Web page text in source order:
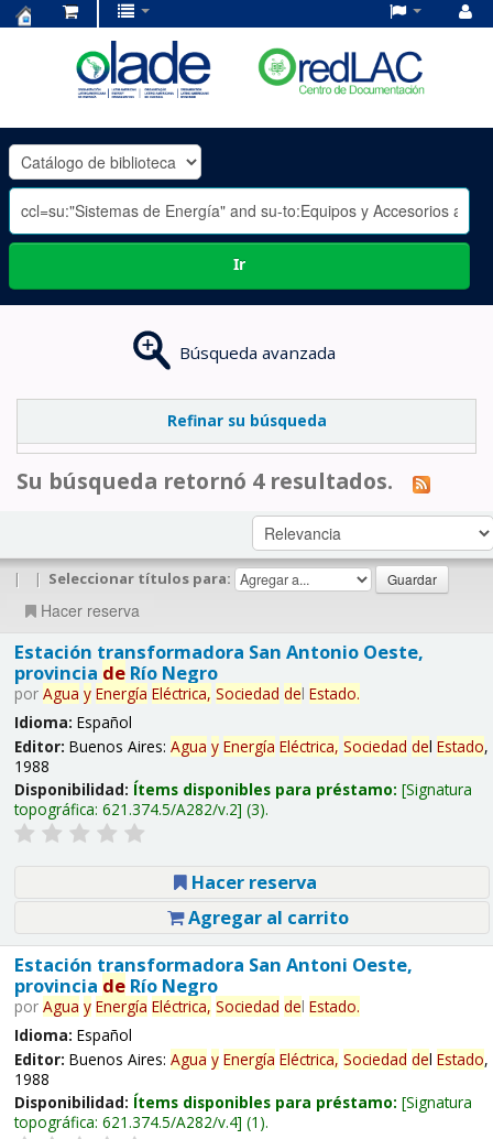
OLADE
-
Ir
Búsqueda avanzada
Refinar su búsqueda
Su búsqueda retornó 4 resultados.
| | Seleccionar títulos para:
Hacer reserva
Estación transformadora San Antonio Oeste,
provincia deRío Negro
por Agua y Energía Eléctrica, Sociedad del Estado.
Idioma: Español
Editor: Buenos Aires: Agua y Energía Eléctrica, Sociedad del Estado,
1988
Disponibilidad: Ítems disponibles para préstamo: Signatura
topográfica: 621.374.5/A282/v.2 (3).
Hacer reserva
Agregar al carrito
Estación transformadora San Antoni Oeste,
provincia deRío Negro
por Agua y Energía Eléctrica, Sociedad del Estado.
Idioma: Español
Editor: Buenos Aires: Agua y Energía Eléctrica, Sociedad del Estado,
1988
Disponibilidad: Ítems disponibles para préstamo: Signatura
topográfica: 621.374.5/A282/v.4 (1).